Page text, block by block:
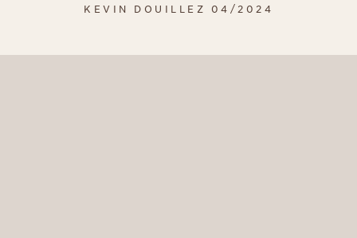
KEVIN DOUILLEZ 04/2024